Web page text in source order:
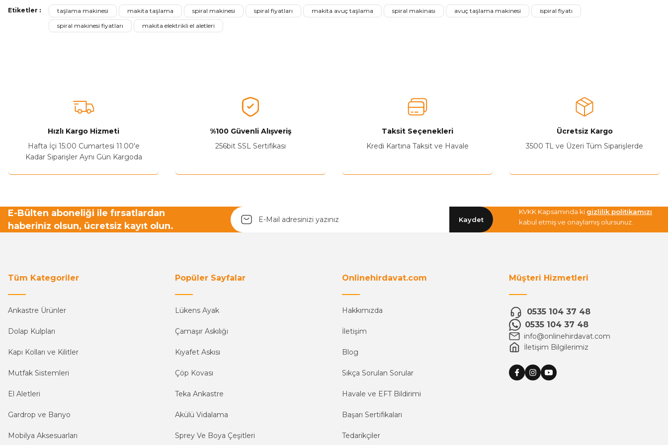
Ürün resmi kalitesiz, bozuk veya görüntülenemiyor.
Ürün açıklamasında eksik bilgiler bulunuyor.
Etiketler : taşlama makinesi makita taşlama spiral makinesi spiral fiyatları makita avuç taşlama spiral makinası avuç taşlama makinesi
ispiral fiyatı
spiral makinesi fiyatları
makita elektrikli el aletleri
Hızlı Kargo Hizmeti
Hafta İçi 15:00 Cumartesi 11.00'e
Kadar Siparişler Aynı Gün Kargoda
%100 Güvenli Alışveriş
256bit SSL Sertifikası
Taksit Seçenekleri
Kredi Kartına Taksit ve Havale
Ücretsiz Kargo
3500 TL ve Üzeri Tüm Siparişlerde
E-Bülten aboneliği ile fırsatlardan
haberiniz olsun, ücretsiz kayıt olun.
Kaydet
KVKK Kapsamında ki gizlilik politikamızı
kabul etmiş ve onaylamış olursunuz.
Tüm Kategoriler
Ankastre Ürünler
Dolap Kulpları
Kapı Kolları ve Kilitler
Mutfak Sistemleri
El Aletleri
Gardrop ve Banyo
Mobilya Aksesuarları
Popüler Sayfalar
Lükens Ayak
Çamaşır Askılığı
Kıyafet Askısı
Çöp Kovası
Teka Ankastre
Akülü Vidalama
Sprey Ve Boya Çeşitleri
Onlinehirdavat.com
Hakkımızda
İletişim
Blog
Sıkça Sorulan Sorular
Havale ve EFT Bildirimi
Başarı Sertifikaları
Tedarikçiler
Müşteri Hizmetleri
0535 104 37 48
0535 104 37 48
info@onlinehirdavat.com
İletişim Bilgilerimiz